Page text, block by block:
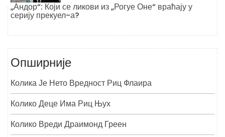
„Андор“: Који се ликови из „Рогуе Оне“ враћају у
серију прекуел-а?
Опширније
Колика Је Нето Вредност Риц Флаира
Колико Деце Има Риц Њух
Колико Вреди Драимонд Греен